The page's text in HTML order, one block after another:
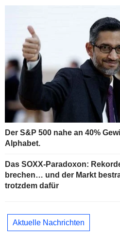
Der S&P 500 nahe an 40%
Alphabet.
Das SOXX-Paradoxon:
brechen… und der Markt
trotzdem dafür
Aktuelle Nachrichten